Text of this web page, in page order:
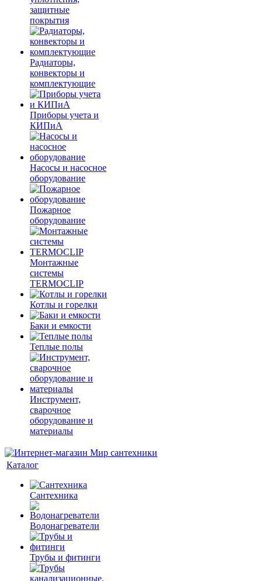
защитные
покрытия
Радиаторы,
конвекторы и
комплектующие
Приборы учета и
КИПиА
Насосы и насосное
оборудование
Пожарное
оборудование
Монтажные
системы
TERMOCLIP
Котлы и горелки
Баки и емкости
Теплые полы
Инструмент,
сварочное
оборудование и
материалы
Каталог
Сантехника
Водонагреватели
Трубы и фитинги